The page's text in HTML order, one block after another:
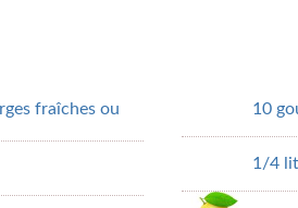
fraîches ou
10
1/4